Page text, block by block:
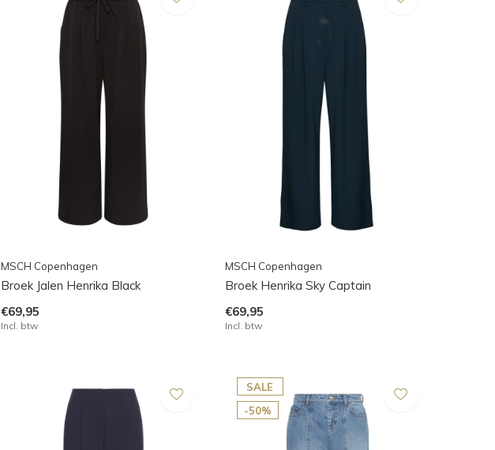
MSCH Copenhagen
Broek Jalen Henrika Black
€69,95
Incl. btw
MSCH Copenhagen
Broek Henrika Sky Captain
€69,95
Incl. btw
SALE
-50%